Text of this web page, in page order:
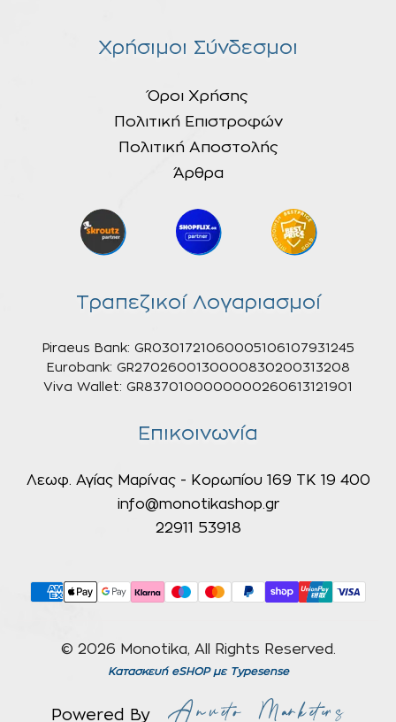
Χρήσιμοι Σύνδεσμοι
Όροι Χρήσης
Πολιτική Επιστροφών
Πολιτική Αποστολής
Άρθρα
Τραπεζικοί Λογαριασμοί
Piraeus Bank: GR0301721060005106107931245
Eurobank: GR2702600130000830200313208
Viva Wallet: GR8370100000000260613121901
Επικοινωνία
Λεωφ. Αγίας Μαρίνας - Κορωπίου 169 ΤΚ 19 400
info@monotikashop.gr
22911 53918
© 2026 Monotika, All Rights Reserved.
Κατασκευή eSHOPμε Typesense
Powered By